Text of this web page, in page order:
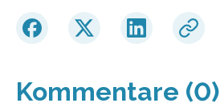
Kommentare (0)